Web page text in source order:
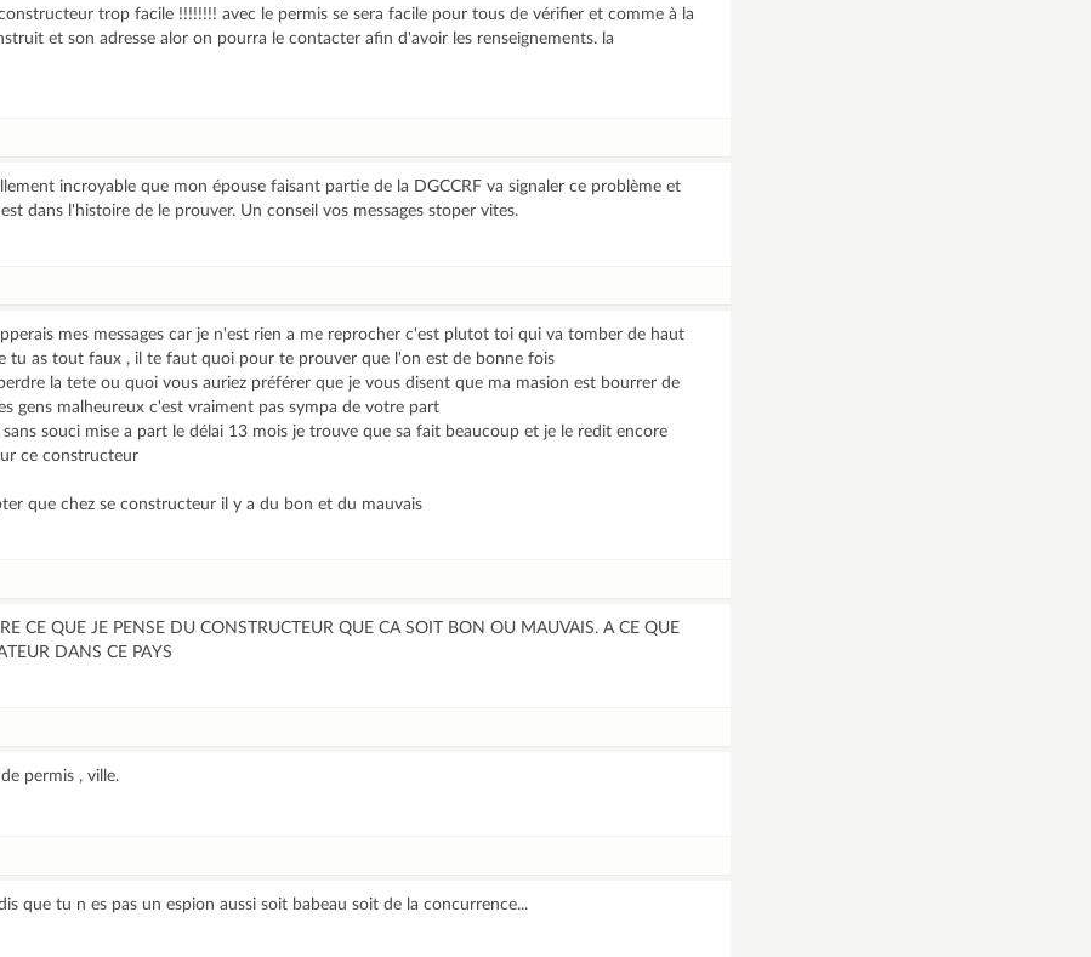
trop facile !!!!!!!! avec le permis se sera facile pour tous de vérifier et comme à la
et son adresse alor on pourra le contacter afin d'avoir les renseignements. la
incroyable que mon épouse faisant partie de la DGCCRF va signaler ce problème et
dans l'histoire de le prouver. Un conseil vos messages stoper vites.
mes messages car je n'est rien a me reprocher c'est plutot toi qui va tomber de haut
tu as tout faux , il te faut quoi pour te prouver que l'on est de bonne fois
la tete ou quoi vous auriez préférer que je vous disent que ma masion est bourrer de
gens malheureux c'est vraiment pas sympa de votre part
souci mise a part le délai 13 mois je trouve que sa fait beaucoup et je le redit encore
ce constructeur
que chez se constructeur il y a du bon et du mauvais
CE QUE JE PENSE DU CONSTRUCTEUR QUE CA SOIT BON OU MAUVAIS. A CE QUE
DANS CE PAYS
permis , ville.
que tu n es pas un espion aussi soit babeau soit de la concurrence...